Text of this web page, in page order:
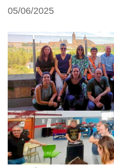
05/06/2025